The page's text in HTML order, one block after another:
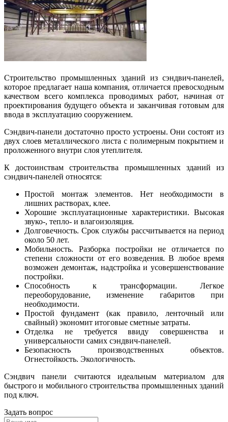
Строительство промышленных зданий из сэндвич-панелей,
которое предлагает наша компания, отличается превосходным
качеством всего комплекса проводимых работ, начиная от
проектирования будущего объекта и заканчивая готовым для
ввода в эксплуатацию сооружением.
Сэндвич-панели достаточно просто устроены. Они состоят из
двух слоев металлического листа с полимерным покрытием и
проложенного внутри слоя утеплителя.
К достоинствам строительства промышленных зданий из
сэндвич-панелей относятся:
Простой монтаж элементов. Нет необходимости в
лишних растворах, клее.
Хорошие эксплуатационные характеристики. Высокая
звуко-, тепло- и влагоизоляция.
Долговечность. Срок службы рассчитывается на период
около 50 лет.
Мобильность. Разборка постройки не отличается по
степени сложности от его возведения. В любое время
возможен демонтаж, надстройка и усовершенствование
постройки.
Способность к трансформации. Легкое
переоборудование, изменение габаритов при
необходимости.
Простой фундамент (как правило, ленточный или
свайный) экономит итоговые сметные затраты.
Отделка не требуется ввиду совершенства и
универсальности самих сэндвич-панелей.
Безопасность производственных объектов.
Огнестойкость. Экологичность.
Сэндвич панели считаются идеальным материалом для
быстрого и мобильного строительства промышленных зданий
под ключ.
Задать вопрос